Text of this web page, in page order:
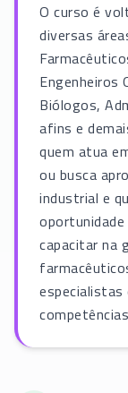
O curso é
diversas
Engenheiros
Biólogos,
afins e
quem atua
ou busca
industrial e
capacitar na
especialistas